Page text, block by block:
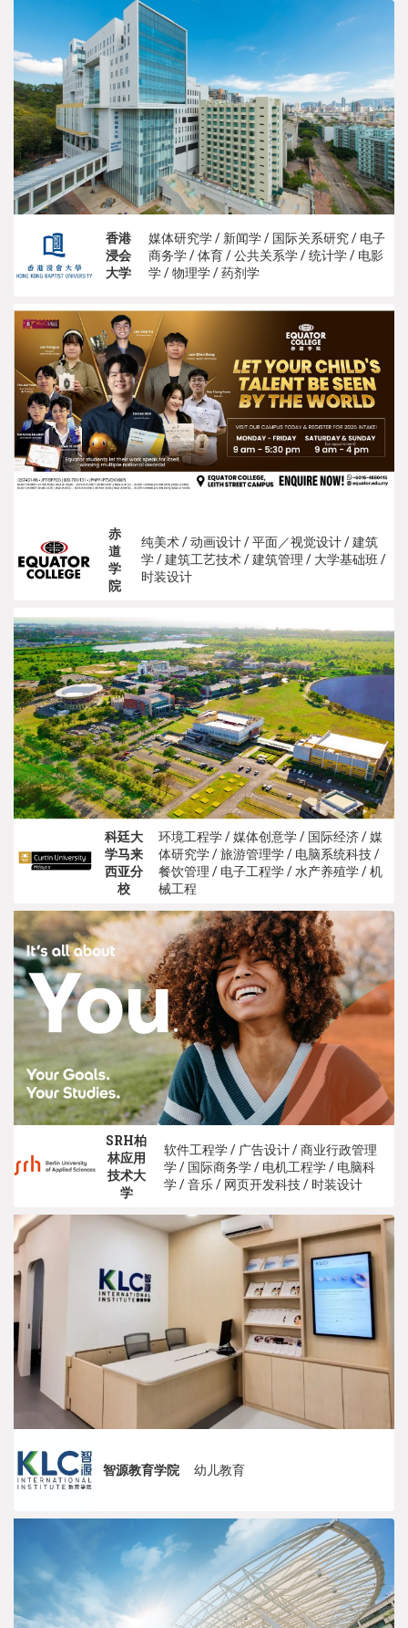
香港
浸会
大学
媒体研究学 / 新闻学 / 国际关系研究 / 电子
商务学 / 体育 / 公共关系学 / 统计学 / 电影
学 / 物理学 / 药剂学
赤
道
学
院
纯美术 / 动画设计 / 平面／视觉设计 / 建筑
学 / 建筑工艺技术 / 建筑管理 / 大学基础班 /
时装设计
科廷大
学马来
西亚分
校
环境工程学 / 媒体创意学 / 国际经济 / 媒
体研究学 / 旅游管理学 / 电脑系统科技 /
餐饮管理 / 电子工程学 / 水产养殖学 / 机
械工程
SRH柏
林应用
技术大
学
软件工程学 / 广告设计 / 商业行政管理
学 / 国际商务学 / 电机工程学 / 电脑科
学 / 音乐 / 网页开发科技 / 时装设计
智源教育学院 幼儿教育